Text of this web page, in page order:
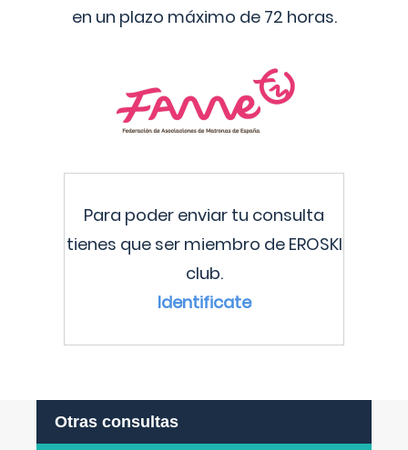
en un plazo máximo de 72 horas.
Para poder enviar tu consulta
tienes que ser miembro de EROSKI
club.
Identificate
Otras consultas